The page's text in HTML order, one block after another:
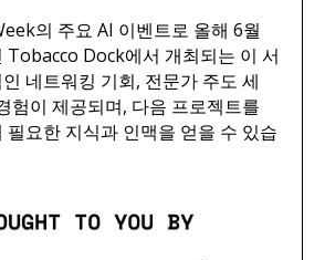
의 주요 AI 이벤트로 올해 6월
Tobacco Dock에서 개최되는 이 서
네트워킹 기회, 전문가 주도 세
험이 제공되며, 다음 프로젝트를
필요한 지식과 인맥을 얻을 수 있습